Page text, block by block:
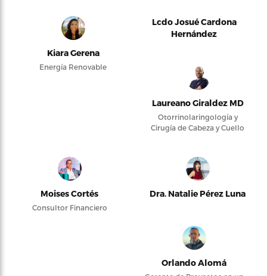
Kiara Gerena
Energía Renovable
Lcdo Josué Cardona
Hernández
Laureano Giraldez MD
Otorrinolaringología y
Cirugía de Cabeza y Cuello
Moises Cortés
Consultor Financiero
Dra. Natalie Pérez Luna
Orlando Alomá